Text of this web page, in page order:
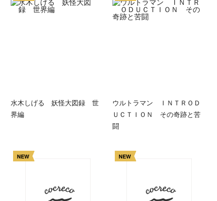
水木しげる 妖怪大図録 世
界編
ウルトラマン ＩＮＴＲＯＤ
ＵＣＴＩＯＮ その奇跡と苦
闘
NEW NEW